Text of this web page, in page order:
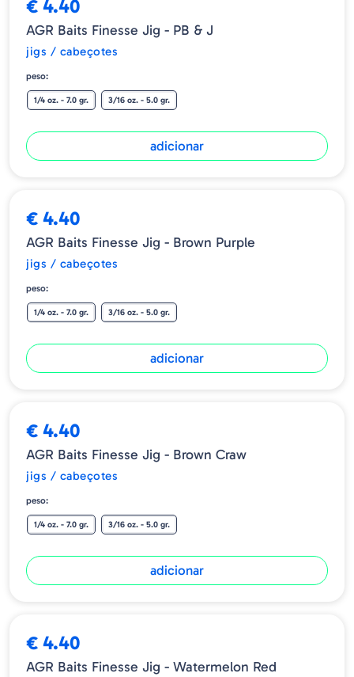
€ 4.40
AGR Baits Finesse Jig - PB & J
jigs / cabeçotes
peso:
1/4 oz. - 7.0 gr. 3/16 oz. - 5.0 gr.
adicionar
€ 4.40
AGR Baits Finesse Jig - Brown Purple
jigs / cabeçotes
peso:
1/4 oz. - 7.0 gr. 3/16 oz. - 5.0 gr.
adicionar
€ 4.40
AGR Baits Finesse Jig - Brown Craw
jigs / cabeçotes
peso:
1/4 oz. - 7.0 gr. 3/16 oz. - 5.0 gr.
adicionar
€ 4.40
AGR Baits Finesse Jig - Watermelon Red